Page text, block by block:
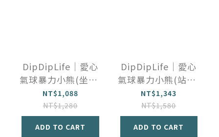
DipDipLife｜愛心
氣球暴力小熊(坐姿)
｜兩色
NT$1,088
NT$1,280
ADD TO CART
DipDipLife｜愛心
氣球暴力小熊(站姿)
｜兩色
NT$1,343
NT$1,580
ADD TO CART